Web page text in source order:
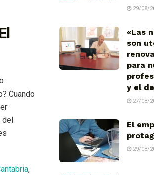
Cuando
,
29/08/
«Las
son
para
y el
27/08/
El
29/08/